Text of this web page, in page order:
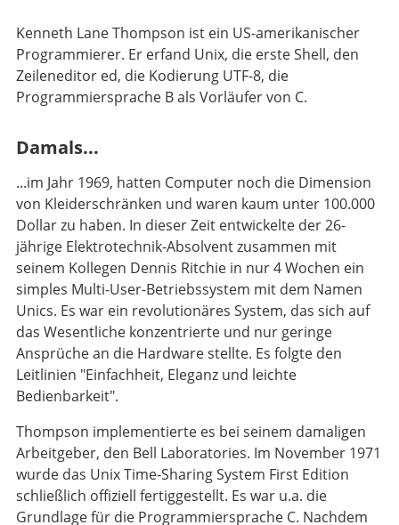
Kenneth Lane Thompson ist ein US-amerikanischer
Programmierer. Er erfand Unix, die erste Shell, den
Zeileneditor ed, die Kodierung UTF-8, die
Programmiersprache B als Vorläufer von C.
Damals...
...im Jahr 1969, hatten Computer noch die Dimension
von Kleiderschränken und waren kaum unter 100.000
Dollar zu haben. In dieser Zeit entwickelte der 26-
jährige Elektrotechnik-Absolvent zusammen mit
seinem Kollegen Dennis Ritchie in nur 4 Wochen ein
simples Multi-User-Betriebssystem mit dem Namen
Unics. Es war ein revolutionäres System, das sich auf
das Wesentliche konzentrierte und nur geringe
Ansprüche an die Hardware stellte. Es folgte den
Leitlinien "Einfachheit, Eleganz und leichte
Bedienbarkeit".
Thompson implementierte es bei seinem damaligen
Arbeitgeber, den Bell Laboratories. Im November 1971
wurde das Unix Time-Sharing System First Edition
schließlich offiziell fertiggestellt. Es war u.a. die
Grundlage für die Programmiersprache C. Nachdem